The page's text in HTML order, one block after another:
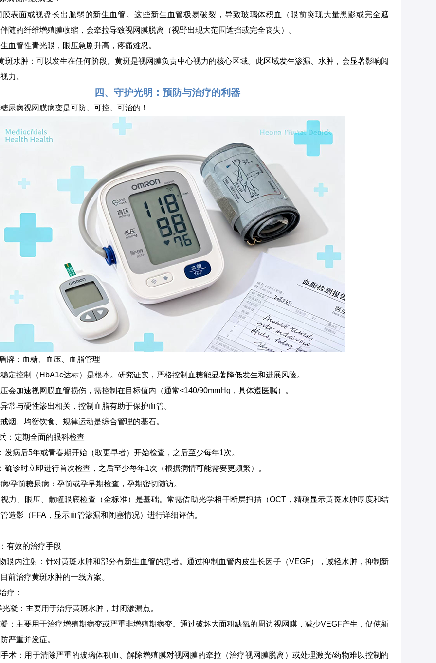
膜表面或视盘长出脆弱的新生血管。这些新生血管极易破裂，导致玻璃体积血（眼前突现大量黑影或完全遮
随的纤维增殖膜收缩，会牵拉导致视网膜脱离（视野出现大范围遮挡或完全丧失）。
血管性青光眼，眼压急剧升高，疼痛难忍。
斑水肿：可以发生在任何阶段。黄斑是视网膜负责中心视力的核心区域。此区域发生渗漏、水肿，会显著影响阅
力。
四、守护光明：预防与治疗的利器
尿病视网膜病变是可防、可控、可治的！
牌：血糖、血压、血脂管理
定控制（HbA1c达标）是根本。研究证实，严格控制血糖能显著降低发生和进展风险。
会加速视网膜血管损伤，需控制在目标值内（通常<140/90mmHg，具体遵医嘱）。
常与硬性渗出相关，控制血脂有助于保护血管。
烟、均衡饮食、规律运动是综合管理的基石。
：定期全面的眼科检查
发病后5年或青春期开始（取更早者）开始检查，之后至少每年1次。
确诊时立即进行首次检查，之后至少每年1次（根据病情可能需要更频繁）。
/孕前糖尿病：孕前或孕早期检查，孕期密切随访。
力、眼压、散瞳眼底检查（金标准）是基础。常需借助光学相干断层扫描（OCT，精确显示黄斑水肿厚度和结
造影（FFA，显示血管渗漏和闭塞情况）进行详细评估。
有效的治疗手段
眼内注射：针对黄斑水肿和部分有新生血管的患者。通过抑制血管内皮生长因子（VEGF），减轻水肿，抑制新
前治疗黄斑水肿的一线方案。
疗：
凝：主要用于治疗黄斑水肿，封闭渗漏点。
：主要用于治疗增殖期病变或严重非增殖期病变。通过破坏大面积缺氧的周边视网膜，减少VEGF产生，促使新
严重并发症。
术：用于清除严重的玻璃体积血、解除增殖膜对视网膜的牵拉（治疗视网膜脱离）或处理激光/药物难以控制的